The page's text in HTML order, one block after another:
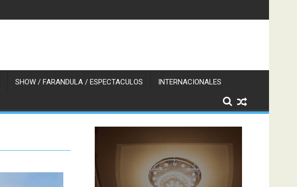
SHOW / FARANDULA / ESPECTACULOS INTERNACIONALES